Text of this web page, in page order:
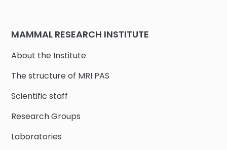
MAMMAL RESEARCH INSTITUTE
About the Institute
The structure of MRI PAS
Scientific staff
Research Groups
Laboratories